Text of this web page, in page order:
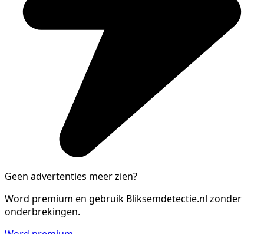
Geen advertenties meer zien?
Word premium en gebruik Bliksemdetectie.nl zonder
onderbrekingen.